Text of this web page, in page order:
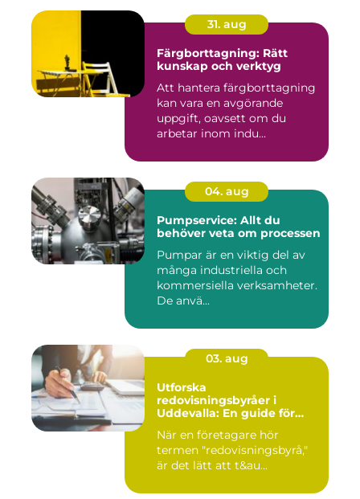
31. aug
Färgborttagning: Rätt
kunskap och verktyg
Att hantera färgborttagning
kan vara en avgörande
uppgift, oavsett om du
arbetar inom indu...
04. aug
Pumpservice: Allt du
behöver veta om processen
Pumpar är en viktig del av
många industriella och
kommersiella verksamheter.
De anvä...
03. aug
Utforska
redovisningsbyråer i
Uddevalla: En guide för
När en företagare hör
termen "redovisningsbyrå,"
är det lätt att t&au...